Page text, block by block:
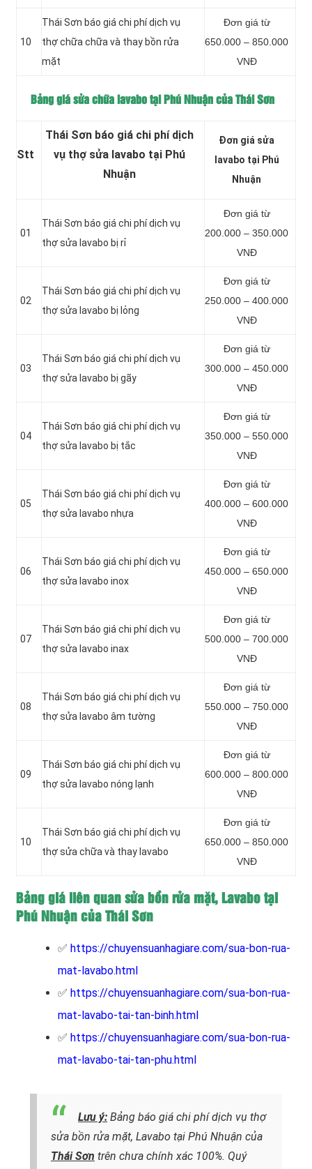
10
Thái Sơn báo giá chi phí dịch vụ
thợ chữa chữa và thay bồn rửa
mặt
Đơn giá từ
650.000 – 850.000
VNĐ
Bảng giá sửa chữa lavabo tại Phú Nhuận của Thái Sơn
Stt
Thái Sơn báo giá chi phí dịch
vụ thợ sửa lavabo tại Phú
Nhuận
Đơn giá sửa
lavabo tại Phú
Nhuận
01
Thái Sơn báo giá chi phí dịch vụ
thợ sửa lavabo bị rỉ
Đơn giá từ
200.000 – 350.000
VNĐ
02
Thái Sơn báo giá chi phí dịch vụ
thợ sửa lavabo bị lỏng
Đơn giá từ
250.000 – 400.000
VNĐ
03
Thái Sơn báo giá chi phí dịch vụ
thợ sửa lavabo bị gãy
Đơn giá từ
300.000 – 450.000
VNĐ
04
Thái Sơn báo giá chi phí dịch vụ
thợ sửa lavabo bị tắc
Đơn giá từ
350.000 – 550.000
VNĐ
05
Thái Sơn báo giá chi phí dịch vụ
thợ sửa lavabo nhựa
Đơn giá từ
400.000 – 600.000
VNĐ
06
Thái Sơn báo giá chi phí dịch vụ
thợ sửa lavabo inox
Đơn giá từ
450.000 – 650.000
VNĐ
07
Thái Sơn báo giá chi phí dịch vụ
thợ sửa lavabo inax
Đơn giá từ
500.000 – 700.000
VNĐ
08
Thái Sơn báo giá chi phí dịch vụ
thợ sửa lavabo âm tường
Đơn giá từ
550.000 – 750.000
VNĐ
09
Thái Sơn báo giá chi phí dịch vụ
thợ sửa lavabo nóng lạnh
Đơn giá từ
600.000 – 800.000
VNĐ
10
Thái Sơn báo giá chi phí dịch vụ
thợ sửa chữa và thay lavabo
Đơn giá từ
650.000 – 850.000
VNĐ
Bảng giá liên quan sửa bồn rửa mặt, Lavabo tại
Phú Nhuận của Thái Sơn
✅ https://chuyensuanhagiare.com/sua-bon-rua-
mat-lavabo.html
✅ https://chuyensuanhagiare.com/sua-bon-rua-
mat-lavabo-tai-tan-binh.html
✅ https://chuyensuanhagiare.com/sua-bon-rua-
mat-lavabo-tai-tan-phu.html
Lưu ý: Bảng báo giá chi phí dịch vụ thợ
sửa bồn rửa mặt, Lavabo tại Phú Nhuận của
Thái Sơn trên chưa chính xác 100%. Quý